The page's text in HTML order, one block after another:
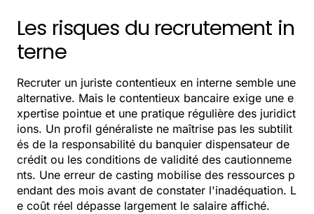
Les risques du recrutement in
terne
Recruter un juriste contentieux en interne semble une
alternative. Mais le contentieux bancaire exige une e
xpertise pointue et une pratique régulière des juridict
ions. Un profil généraliste ne maîtrise pas les subtilit
és de la responsabilité du banquier dispensateur de
crédit ou les conditions de validité des cautionneme
nts. Une erreur de casting mobilise des ressources p
endant des mois avant de constater l'inadéquation. L
e coût réel dépasse largement le salaire affiché.